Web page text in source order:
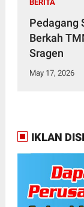
BERITA
Pedagang
Berkah
Sragen
May 17, 2026
IKLAN